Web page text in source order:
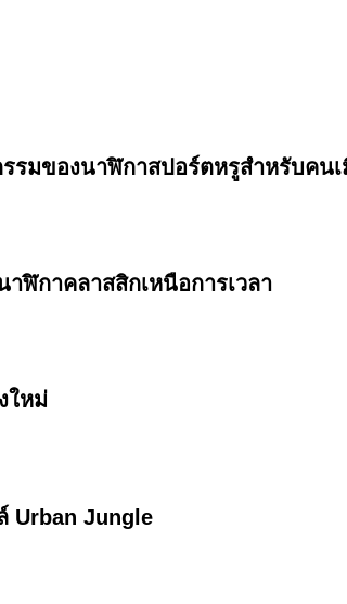
รมของนาฬิกาสปอร์ตหรูสำหรับคน
ฬิกาคลาสสิกเหนือการเวลา
ใหม่
Urban Jungle